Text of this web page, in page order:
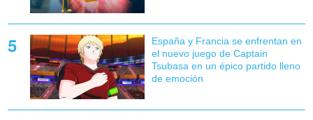
España y Francia se enfrentan en
el nuevo juego de Captain
Tsubasa en un épico partido lleno
de emoción